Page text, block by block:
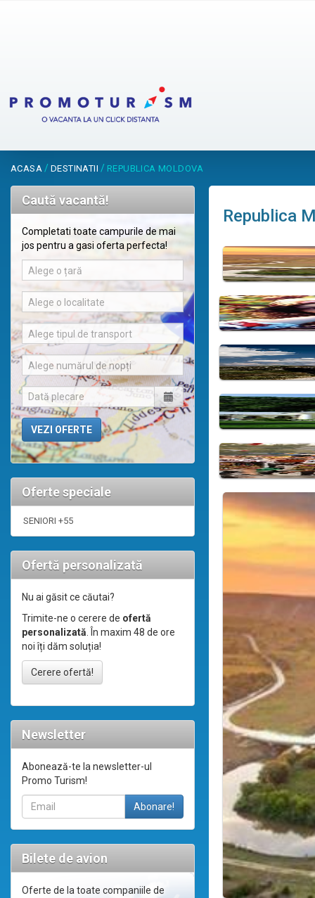
ACASA / DESTINATII / REPUBLICA MOLDOVA
Caută vacantă!
Completati toate campurile de mai
jos pentru a gasi oferta perfecta!
Alege o țară
Alege o localitate
Alege tipul de transport
Alege numărul de nopți
Oferte speciale
SENIORI +55
Ofertă personalizată
Nu ai găsit ce căutai?
Trimite-ne o cerere de ofertă
personalizată. În maxim 48 de ore
noi îți dăm soluția!
Cerere ofertă!
Newsletter
Abonează-te la newsletter-ul
Promo Turism!
Bilete de avion
Oferte de la toate companiile de
Republica